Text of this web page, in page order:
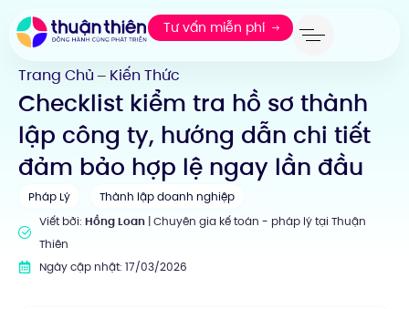
Tư vấn miễn phí
Trang Chủ — Kiến Thức
Checklist kiểm tra hồ sơ thành
lập công ty, hướng dẫn chi tiết
đảm bảo hợp lệ ngay lần đầu
Pháp Lý
Thành lập doanh nghiệp
Viết bởi: Hồng Loan| Chuyên gia kế toán - pháp lý tại Thuận
Thiên
Ngày cập nhật: 17/03/2026